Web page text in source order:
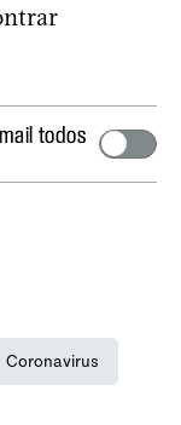
todos
Coronavirus